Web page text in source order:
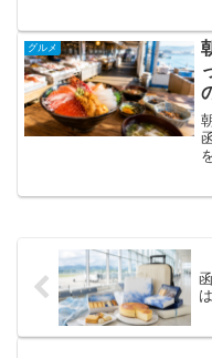
グルメ